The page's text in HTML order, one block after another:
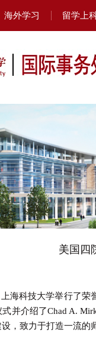
海外学习 留学上
美国四
大学举行了荣誉教
式并介绍了Chad A.
，致力于打造一流的